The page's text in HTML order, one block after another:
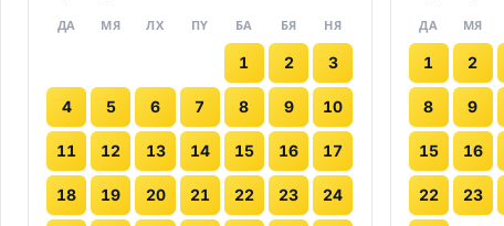
ДА МЯ ЛХ ПҮ БА БЯ НЯ
1 2 3
4 5 6 7 8 9 10
11 12 13 14 15 16 17
18 19 20 21 22 23 24
ДА МЯ
1 2
8 9
15 16
22 23